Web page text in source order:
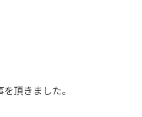
頂きました。